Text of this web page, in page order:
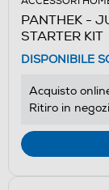
PANTHEK -
STARTER KIT
DISPONIBILE
Acquisto
Ritiro in